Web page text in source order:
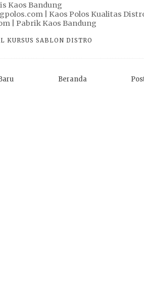
Kaos Bandung
| Kaos Polos Kualitas
| Pabrik Kaos Bandung
KURSUS SABLON DISTRO
Beranda